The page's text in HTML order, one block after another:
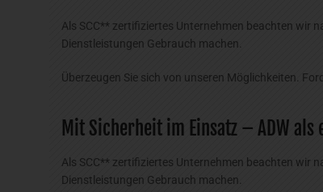
Als SCC** zertifiziertes Unternehmen beachten wir
Dienstleistungen Gebrauch machen.
Überzeugen Sie sich von unseren Möglichkeiten.
Mit Sicherheit im Einsatz – ADW
Als SCC** zertifiziertes Unternehmen beachten wir
Dienstleistungen Gebrauch machen.